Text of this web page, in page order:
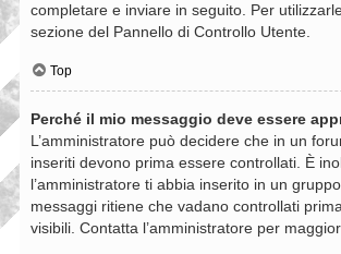
completare e inviare in seguito. Per
sezione del Pannello di Controllo Utente.
Top
Perché il mio messaggio deve essere
L’amministratore può decidere che in un
inseriti devono prima essere controllati. È
l’amministratore ti abbia inserito in un
messaggi ritiene che vadano controllati
visibili. Contatta l’amministratore per